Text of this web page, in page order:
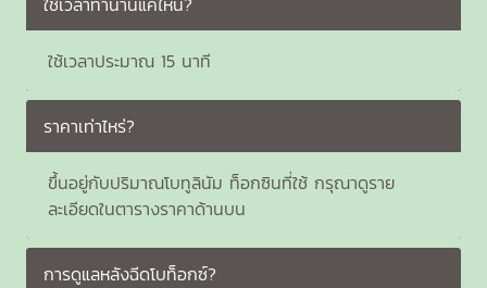
ใช้เวลาประมาณ 15 นาที
ราคาเท่าไหร่?
ขึ้นอยู่กับปริมาณโบทูลินัม ท็อกซินที่ใช้ กรุณาดูราย
ละเอียดในตารางราคาด้านบน
การดูแลหลังฉีดโบท็อกซ์?